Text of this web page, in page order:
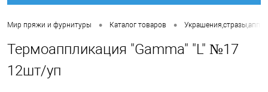
Мир пряжи и фурнитуры • Каталог товаров •
Термоаппликация "Gamma" "L" №17
12шт/уп